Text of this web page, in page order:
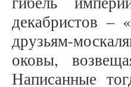
декабристов –
друзьям-
оковы,
Написанные